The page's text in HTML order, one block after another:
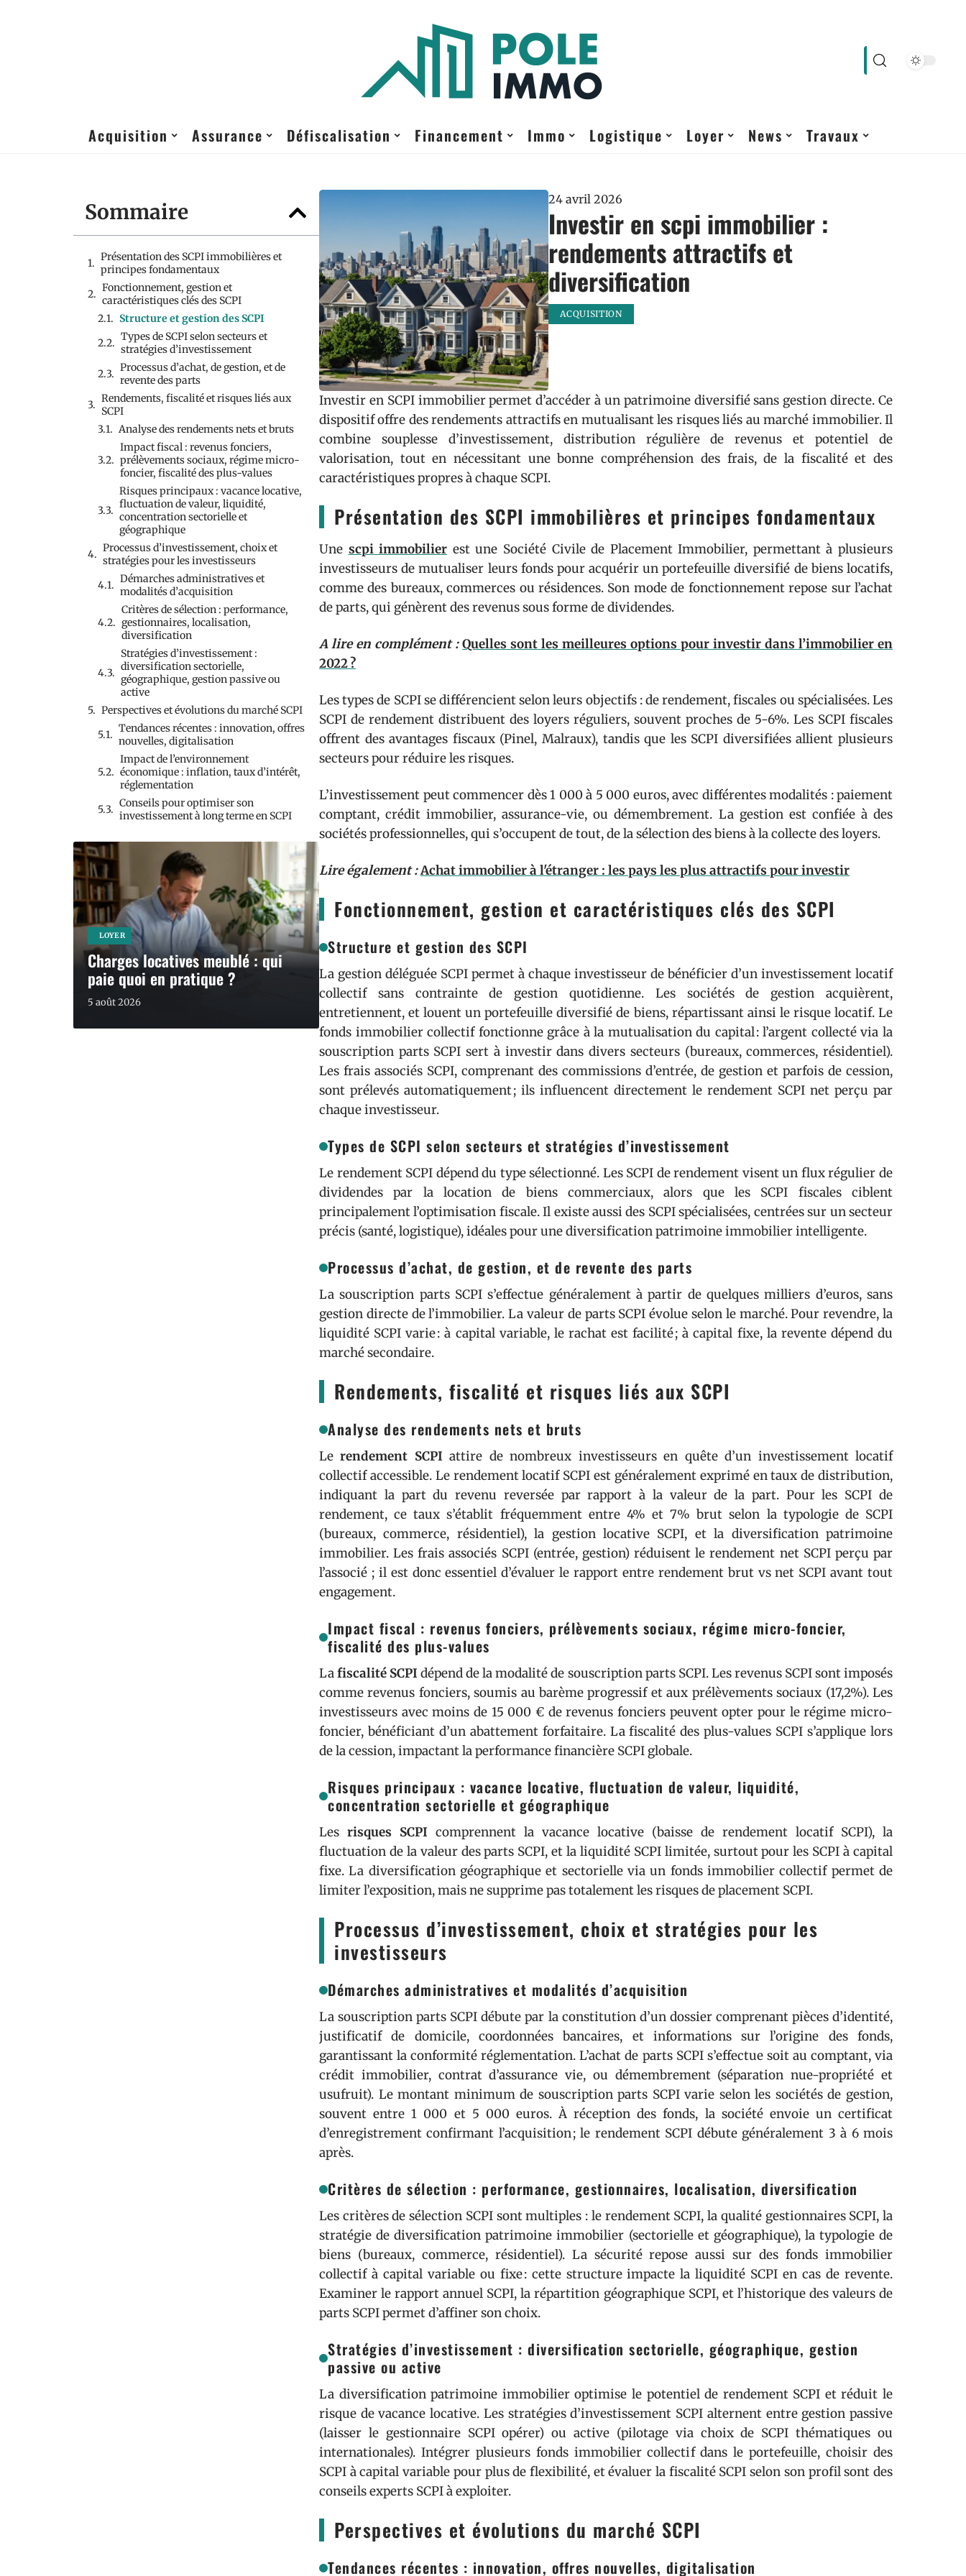
Acquisition Assurance Défiscalisation Financement Immo Logistique Loyer News Travaux
Sommaire
Présentation des SCPI immobilières et
principes fondamentaux
Fonctionnement, gestion et
caractéristiques clés des SCPI
Structure et gestion des SCPI
Types de SCPI selon secteurs et
stratégies d’investissement
Processus d’achat, de gestion, et de
revente des parts
Rendements, fiscalité et risques liés aux
SCPI
Analyse des rendements nets et bruts
Impact fiscal : revenus fonciers,
prélèvements sociaux, régime micro-
foncier, fiscalité des plus-values
Risques principaux : vacance locative,
fluctuation de valeur, liquidité,
concentration sectorielle et
géographique
Processus d’investissement, choix et
stratégies pour les investisseurs
Démarches administratives et
modalités d’acquisition
Critères de sélection : performance,
gestionnaires, localisation,
diversification
Stratégies d’investissement :
diversification sectorielle,
géographique, gestion passive ou
active
Perspectives et évolutions du marché SCPI
Tendances récentes : innovation, offres
nouvelles, digitalisation
Impact de l’environnement
économique : inflation, taux d’intérêt,
réglementation
Conseils pour optimiser son
investissement à long terme en SCPI
LOYER
Charges locatives meublé : qui
paie quoi en pratique ?
5 août 2026
24 avril 2026
Investir en scpi immobilier :
rendements attractifs et
diversification
ACQUISITION
Investir en SCPI immobilier permet d’accéder à un patrimoine diversifié sans gestion directe. Ce
dispositif offre des rendements attractifs en mutualisant les risques liés au marché immobilier. Il
combine souplesse d’investissement, distribution régulière de revenus et potentiel de
valorisation, tout en nécessitant une bonne compréhension des frais, de la fiscalité et des
caractéristiques propres à chaque SCPI.
Présentation des SCPI immobilières et principes fondamentaux
Une scpi immobilier est une Société Civile de Placement Immobilier, permettant à plusieurs
investisseurs de mutualiser leurs fonds pour acquérir un portefeuille diversifié de biens locatifs,
comme des bureaux, commerces ou résidences. Son mode de fonctionnement repose sur l’achat
de parts, qui génèrent des revenus sous forme de dividendes.
A lire en complément : Quelles sont les meilleures options pour investir dans l’immobilier en
2022 ?
Les types de SCPI se différencient selon leurs objectifs : de rendement, fiscales ou spécialisées. Les
SCPI de rendement distribuent des loyers réguliers, souvent proches de 5-6%. Les SCPI fiscales
offrent des avantages fiscaux (Pinel, Malraux), tandis que les SCPI diversifiées allient plusieurs
secteurs pour réduire les risques.
L’investissement peut commencer dès 1 000 à 5 000 euros, avec différentes modalités : paiement
comptant, crédit immobilier, assurance-vie, ou démembrement. La gestion est confiée à des
sociétés professionnelles, qui s’occupent de tout, de la sélection des biens à la collecte des loyers.
Lire également :Achat immobilier à l'étranger : les pays les plus attractifs pour investir
Fonctionnement, gestion et caractéristiques clés des SCPI
Structure et gestion des SCPI
La gestion déléguée SCPI permet à chaque investisseur de bénéficier d’un investissement locatif
collectif sans contrainte de gestion quotidienne. Les sociétés de gestion acquièrent,
entretiennent, et louent un portefeuille diversifié de biens, répartissant ainsi le risque locatif. Le
fonds immobilier collectif fonctionne grâce à la mutualisation du capital : l’argent collecté via la
souscription parts SCPI sert à investir dans divers secteurs (bureaux, commerces, résidentiel).
Les frais associés SCPI, comprenant des commissions d’entrée, de gestion et parfois de cession,
sont prélevés automatiquement ; ils influencent directement le rendement SCPI net perçu par
chaque investisseur.
Types de SCPI selon secteurs et stratégies d’investissement
Le rendement SCPI dépend du type sélectionné. Les SCPI de rendement visent un flux régulier de
dividendes par la location de biens commerciaux, alors que les SCPI fiscales ciblent
principalement l’optimisation fiscale. Il existe aussi des SCPI spécialisées, centrées sur un secteur
précis (santé, logistique), idéales pour une diversification patrimoine immobilier intelligente.
Processus d’achat, de gestion, et de revente des parts
La souscription parts SCPI s’effectue généralement à partir de quelques milliers d’euros, sans
gestion directe de l’immobilier. La valeur de parts SCPI évolue selon le marché. Pour revendre, la
liquidité SCPI varie : à capital variable, le rachat est facilité ; à capital fixe, la revente dépend du
marché secondaire.
Rendements, fiscalité et risques liés aux SCPI
Analyse des rendements nets et bruts
Lerendement SCPIattire de nombreux investisseurs en quête d’un investissement locatif
collectif accessible. Le rendement locatif SCPI est généralement exprimé en taux de distribution,
indiquant la part du revenu reversée par rapport à la valeur de la part. Pour les SCPI de
rendement, ce taux s’établit fréquemment entre 4% et 7% brut selon la typologie de SCPI
(bureaux, commerce, résidentiel), la gestion locative SCPI, et la diversification patrimoine
immobilier. Les frais associés SCPI (entrée, gestion) réduisent le rendement net SCPI perçu par
l’associé ; il est donc essentiel d’évaluer le rapport entre rendement brut vs net SCPI avant tout
engagement.
Impact fiscal : revenus fonciers, prélèvements sociaux, régime micro-foncier,
fiscalité des plus-values
Lafiscalité SCPIdépend de la modalité de souscription parts SCPI. Les revenus SCPI sont imposés
comme revenus fonciers, soumis au barème progressif et aux prélèvements sociaux (17,2%). Les
investisseurs avec moins de 15 000 € de revenus fonciers peuvent opter pour le régime micro-
foncier, bénéficiant d’un abattement forfaitaire. La fiscalité des plus-values SCPI s’applique lors
de la cession, impactant la performance financière SCPI globale.
Risques principaux : vacance locative, fluctuation de valeur, liquidité,
concentration sectorielle et géographique
Les risques SCPI comprennent la vacance locative (baisse de rendement locatif SCPI), la
fluctuation de la valeur des parts SCPI, et la liquidité SCPI limitée, surtout pour les SCPI à capital
fixe. La diversification géographique et sectorielle via un fonds immobilier collectif permet de
limiter l’exposition, mais ne supprime pas totalement les risques de placement SCPI.
Processus d’investissement, choix et stratégies pour les
investisseurs
Démarches administratives et modalités d’acquisition
La souscription parts SCPI débute par la constitution d’un dossier comprenant pièces d’identité,
justificatif de domicile, coordonnées bancaires, et informations sur l’origine des fonds,
garantissant la conformité réglementation. L’achat de parts SCPI s’effectue soit au comptant, via
crédit immobilier, contrat d’assurance vie, ou démembrement (séparation nue-propriété et
usufruit). Le montant minimum de souscription parts SCPI varie selon les sociétés de gestion,
souvent entre 1 000 et 5 000 euros. À réception des fonds, la société envoie un certificat
d’enregistrement confirmant l’acquisition ; le rendement SCPI débute généralement 3 à 6 mois
après.
Critères de sélection : performance, gestionnaires, localisation, diversification
Les critères de sélection SCPI sont multiples : le rendement SCPI, la qualité gestionnaires SCPI, la
stratégie de diversification patrimoine immobilier (sectorielle et géographique), la typologie de
biens (bureaux, commerce, résidentiel). La sécurité repose aussi sur des fonds immobilier
collectif à capital variable ou fixe : cette structure impacte la liquidité SCPI en cas de revente.
Examiner le rapport annuel SCPI, la répartition géographique SCPI, et l’historique des valeurs de
parts SCPI permet d’affiner son choix.
Stratégies d’investissement : diversification sectorielle, géographique, gestion
passive ou active
La diversification patrimoine immobilier optimise le potentiel de rendement SCPI et réduit le
risque de vacance locative. Les stratégies d’investissement SCPI alternent entre gestion passive
(laisser le gestionnaire SCPI opérer) ou active (pilotage via choix de SCPI thématiques ou
internationales). Intégrer plusieurs fonds immobilier collectif dans le portefeuille, choisir des
SCPI à capital variable pour plus de flexibilité, et évaluer la fiscalité SCPI selon son profil sont des
conseils experts SCPI à exploiter.
Perspectives et évolutions du marché SCPI
Tendances récentes : innovation, offres nouvelles, digitalisation